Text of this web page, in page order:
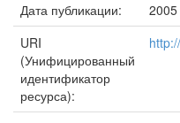
Дата публикации:
2005
URI
(Унифицированный
идентификатор
ресурса):